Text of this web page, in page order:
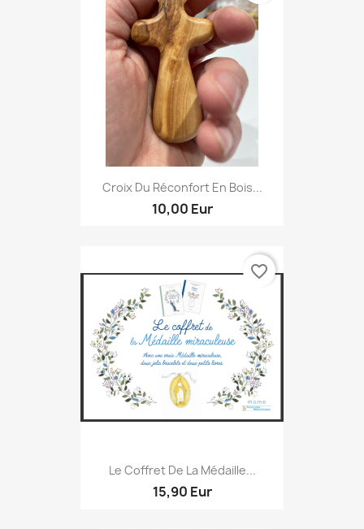
Croix Du Réconfort En Bois...
10,00 Eur
Le Coffret De La Médaille...
15,90 Eur
favorite_border